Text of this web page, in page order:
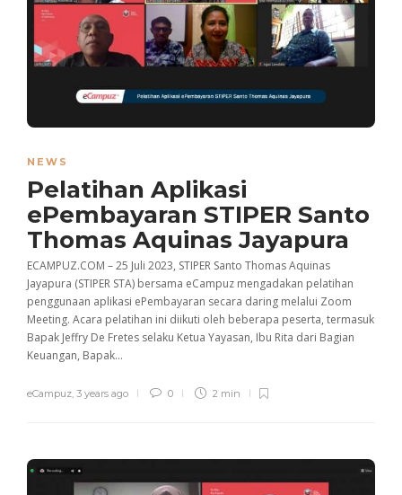
NEWS
Pelatihan Aplikasi
ePembayaran STIPER Santo
Thomas Aquinas Jayapura
ECAMPUZ.COM – 25 Juli 2023, STIPER Santo Thomas Aquinas
Jayapura (STIPER STA) bersama eCampuz mengadakan pelatihan
penggunaan aplikasi ePembayaran secara daring melalui Zoom
Meeting. Acara pelatihan ini diikuti oleh beberapa peserta, termasuk
Bapak Jeffry De Fretes selaku Ketua Yayasan, Ibu Rita dari Bagian
Keuangan, Bapak...
eCampuz 3 years ago 0 2 min